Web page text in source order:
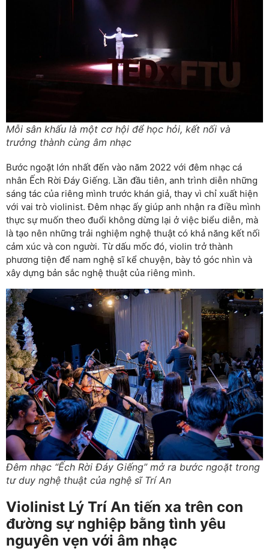
Mỗi sân khấu là một cơ hội để học hỏi, kết nối và
trưởng thành cùng âm nhạc
Bước ngoặt lớn nhất đến vào năm 2022 với đêm nhạc cá
nhân Ếch Rời Đáy Giếng. Lần đầu tiên, anh trình diễn những
sáng tác của riêng mình trước khán giả, thay vì chỉ xuất hiện
với vai trò violinist. Đêm nhạc ấy giúp anh nhận ra điều mình
thực sự muốn theo đuổi không dừng lại ở việc biểu diễn, mà
là tạo nên những trải nghiệm nghệ thuật có khả năng kết nối
cảm xúc và con người. Từ dấu mốc đó, violin trở thành
phương tiện để nam nghệ sĩ kể chuyện, bày tỏ góc nhìn và
xây dựng bản sắc nghệ thuật của riêng mình.
Đêm nhạc “Ếch Rời Đáy Giếng” mở ra bước ngoặt trong
tư duy nghệ thuật của nghệ sĩ Trí An
Violinist Lý Trí An tiến xa trên con
đường sự nghiệp bằng tình yêu
nguyên vẹn với âm nhạc